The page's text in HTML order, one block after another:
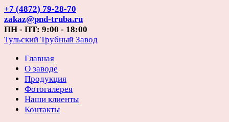
Перейти
к
содержанию
+7 (4872) 79-28-70
zakaz@pnd-truba.ru
ПН - ПТ: 9:00 - 18:00
Тульский Трубный Завод
Главная
О заводе
Продукция
Фотогалерея
Наши клиенты
Контакты